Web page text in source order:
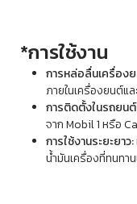
*การใช้งาน
การหล่อลื่นเครื่อง
ภายในเครื่องยนต์แ
การติดตั้งในรถยน
จาก Mobil 1 หรือ
การใช้งานระยะยาว:
น้ำมันเครื่องที่ทนทา